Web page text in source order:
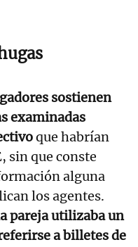
sostienen
examinadas
que habrían
sin que conste
alguna
los agentes.
pareja utilizaba un
a billetes de